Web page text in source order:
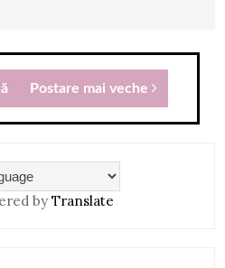
Postare mai veche
by Translate